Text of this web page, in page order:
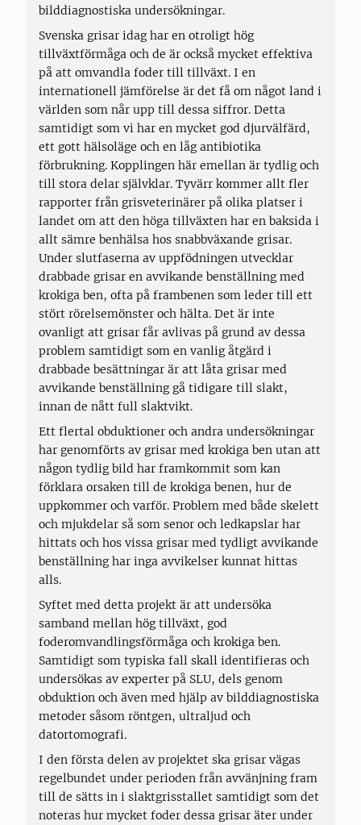
bilddiagnostiska undersökningar.
Svenska grisar idag har en otroligt hög
tillväxtförmåga och de är också mycket effektiva
på att omvandla foder till tillväxt. I en
internationell jämförelse är det få om något land i
världen som når upp till dessa siffror. Detta
samtidigt som vi har en mycket god djurvälfärd,
ett gott hälsoläge och en låg antibiotika
förbrukning. Kopplingen här emellan är tydlig och
till stora delar självklar. Tyvärr kommer allt fler
rapporter från grisveterinärer på olika platser i
landet om att den höga tillväxten har en baksida i
allt sämre benhälsa hos snabbväxande grisar.
Under slutfaserna av uppfödningen utvecklar
drabbade grisar en avvikande benställning med
krokiga ben, ofta på frambenen som leder till ett
stört rörelsemönster och hälta. Det är inte
ovanligt att grisar får avlivas på grund av dessa
problem samtidigt som en vanlig åtgärd i
drabbade besättningar är att låta grisar med
avvikande benställning gå tidigare till slakt,
innan de nått full slaktvikt.
Ett flertal obduktioner och andra undersökningar
har genomförts av grisar med krokiga ben utan att
någon tydlig bild har framkommit som kan
förklara orsaken till de krokiga benen, hur de
uppkommer och varför. Problem med både skelett
och mjukdelar så som senor och ledkapslar har
hittats och hos vissa grisar med tydligt avvikande
benställning har inga avvikelser kunnat hittas
alls.
Syftet med detta projekt är att undersöka
samband mellan hög tillväxt, god
foderomvandlingsförmåga och krokiga ben.
Samtidigt som typiska fall skall identifieras och
undersökas av experter på SLU, dels genom
obduktion och även med hjälp av bilddiagnostiska
metoder såsom röntgen, ultraljud och
datortomografi.
I den första delen av projektet ska grisar vägas
regelbundet under perioden från avvänjning fram
till de sätts in i slaktgrisstallet samtidigt som det
noteras hur mycket foder dessa grisar äter under